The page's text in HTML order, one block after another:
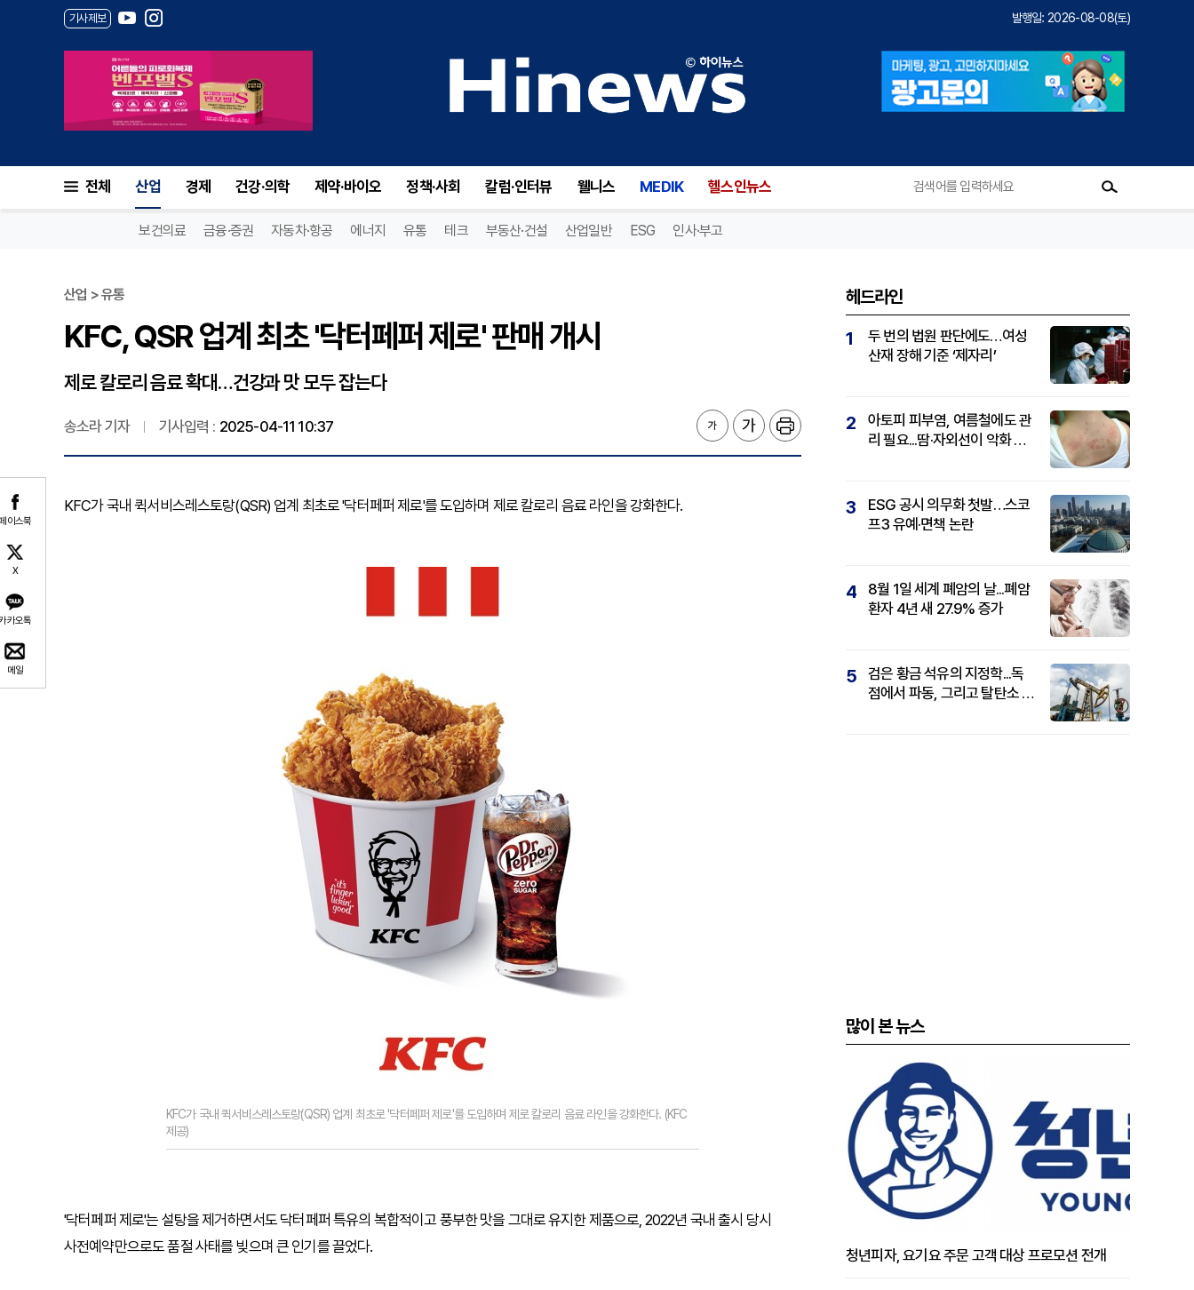
기사제보 발행일: 2026-08-08(토)
전체 산업 경제 건강·의학 제약·바이오 정책·사회 칼럼·인터뷰 웰니스 MEDIK 헬스인뉴스
보건의료 금융·증권 자동차·항공 에너지 유통 테크 부동산·건설 산업일반 ESG 인사·부고
이스북
X
카오톡
메일
산업 > 유통
KFC, QSR 업계 최초 '닥터페퍼 제로' 판매 개시
제로 칼로리 음료 확대…건강과 맛 모두 잡는다
송소라 기자 기사입력 : 2025-04-11 10:37
KFC가 국내 퀵서비스레스토랑(QSR) 업계 최초로 '닥터페퍼 제로'를 도입하며 제로 칼로리 음료 라인을 강화한다.
KFC가 국내 퀵서비스레스토랑(QSR) 업계 최초로 '닥터페퍼 제로'를 도입하며 제로 칼로리 음료 라인을 강화한다. (KFC
제공)
'닥터페퍼 제로'는 설탕을 제거하면서도 닥터페퍼 특유의 복합적이고 풍부한 맛을 그대로 유지한 제품으로, 2022년 국내 출시 당시
사전예약만으로도 품절 사태를 빚으며 큰 인기를 끌었다.
헤드라인
1
두 번의 법원 판단에도…여성
산재 장해 기준 ‘제자리’
2
아토피 피부염, 여름철에도 관
리 필요...땀·자외선이 악화 요
3
ESG 공시 의무화 첫발…스코
프3 유예·면책 논란
4
8월 1일 세계 폐암의 날...폐암
환자 4년 새 27.9% 증가
5
검은 황금 석유의 지정학...독
점에서 파동, 그리고 탈탄소 패
많이 본 뉴스
청년피자, 요기요 주문 고객 대상 프로모션 전개